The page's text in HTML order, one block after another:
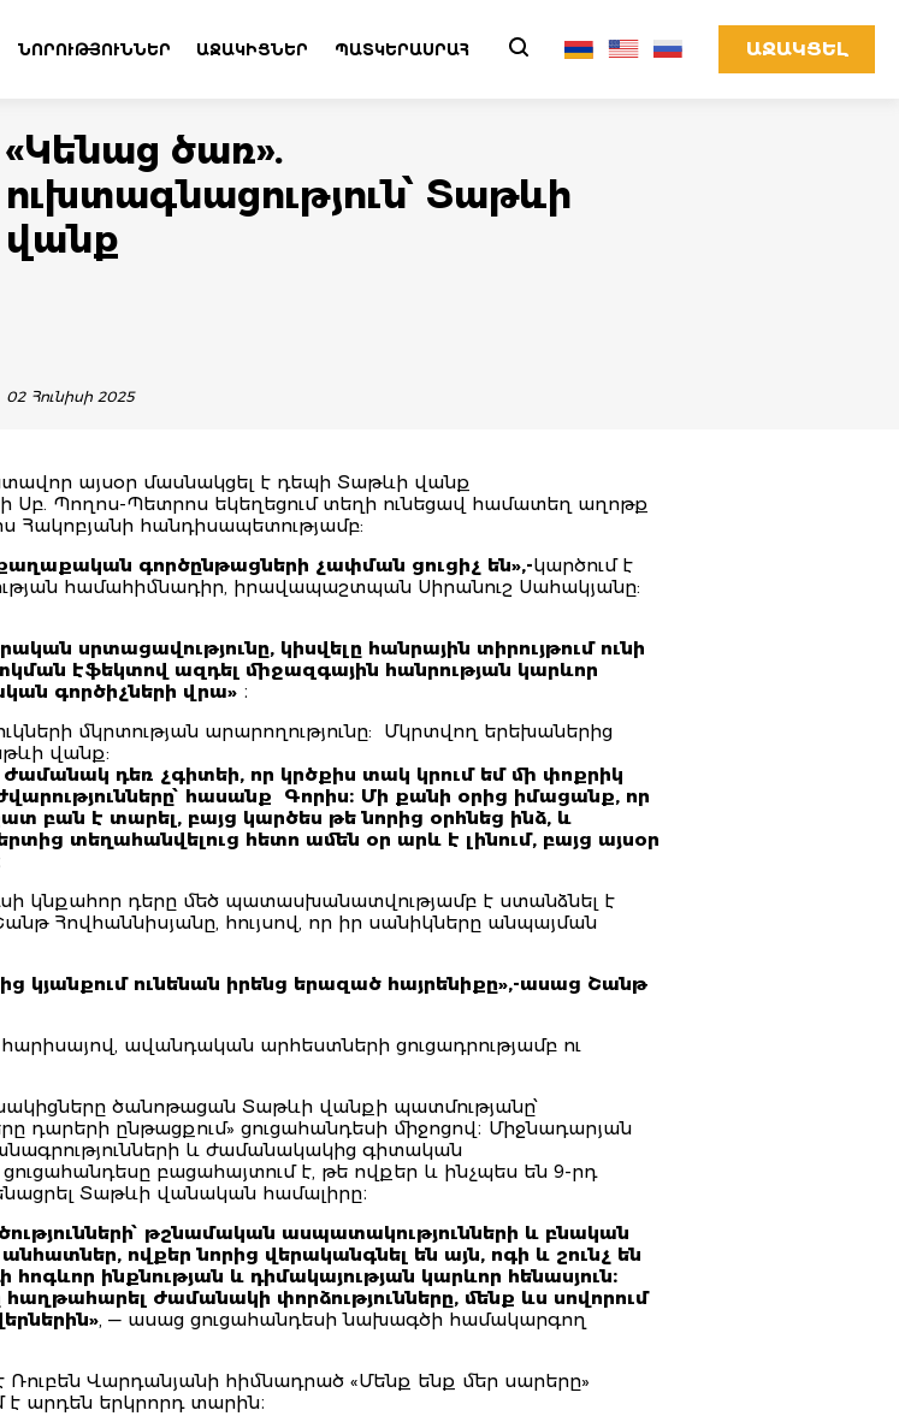
ՆՈՐՈՒԹՅՈՒՆՆԵՐ ԱՋԱԿԻՑՆԵՐ ՊԱՏԿԵՐԱՍՐԱՀ ԱՋԱԿՑԵԼ
«Կենաց ծառ».
ուխտագնացություն՝ Տաթևի
վանք
02 Հունիսի 2025
այսօր մասնակցել է դեպի Տաթևի վանք
Պողոս-Պետրոս եկեղեցում տեղի ունեցավ համատեղ աղոթք
Հակոբյանի հանդիսապետությամբ:
գործընթացների չափման ցուցիչ են»,-կարծում է
համահիմնադիր, իրավապաշտպան Սիրանուշ Սահակյանը:
սրտացավությունը, կիսվելը հանրային տիրույթում ունի
էֆեկտով ազդել միջազգային հանրության կարևոր
գործիչների վրա» ։
մկրտության արարողությունը: Մկրտվող երեխաներից
վանք:
դեռ չգիտեի, որ կրծքիս տակ կրում եմ մի փոքրիկ
հասանք Գորիս։ Մի քանի օրից իմացանք, որ
բան է տարել, բայց կարծես թե նորից օրհնեց ինձ, և
տեղահանվելուց հետո ամեն օր արև է լինում, բայց այսօր
կնքահոր դերը մեծ պատասխանատվությամբ է ստանձնել է
Հովհաննիսյանը, հույսով, որ իր սանիկները անպայման
կյանքում ունենան իրենց երազած հայրենիքը»,-ասաց Շանթ
ավանդական արհեստների ցուցադրությամբ ու
ծանոթացան Տաթևի վանքի պատմությանը՝
ընթացքում» ցուցահանդեսի միջոցով։ Միջնադարյան
և ժամանակակից գիտական
բացահայտում է, թե ովքեր և ինչպես են 9-րդ
Տաթևի վանական համալիրը։
թշնամական ասպատակությունների և բնական
ովքեր նորից վերականգնել են այն, ոգի և շունչ են
ինքնության և դիմակայության կարևոր հենասյուն։
ժամանակի փորձությունները, մենք ևս սովորում
, — ասաց ցուցահանդեսի նախագծի համակարգող
Ռուբեն Վարդանյանի հիմնադրած «Մենք ենք մեր սարերը»
է արդեն երկրորդ տարին։